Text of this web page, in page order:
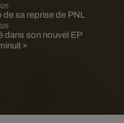
de sa reprise de PNL
dans son nouvel EP
»